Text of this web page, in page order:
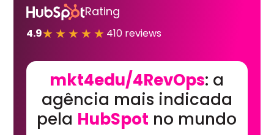
Rating
4.9★★★★★ 410 reviews
mkt4edu/4RevOps: a
agência mais indicada
pela HubSpot no mundo